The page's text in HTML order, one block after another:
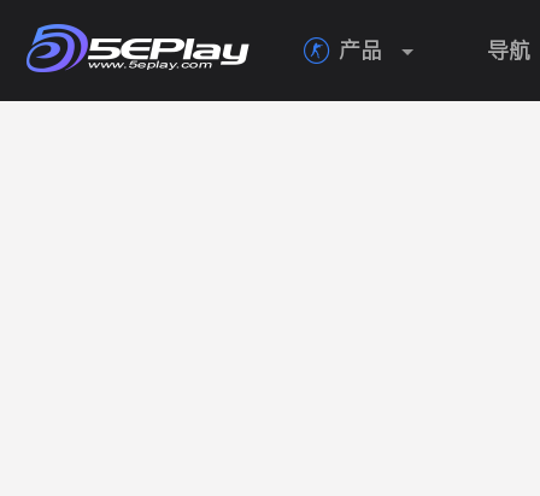
 产品 导航